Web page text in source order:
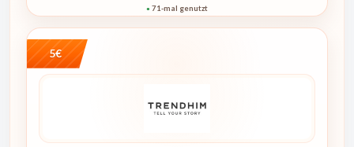
● 71-mal genutzt
5€